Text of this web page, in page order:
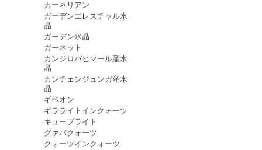
カーネリアン
ガーデンエレスチャル水
晶
ガーデン水晶
ガーネット
カンジロバヒマール産水
晶
カンチェンジュンガ産水
晶
ギベオン
ギラライトインクォーツ
キュープライト
グァバクォーツ
クォーツインクォーツ